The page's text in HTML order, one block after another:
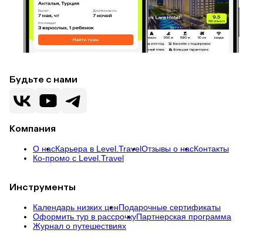
Будьте с нами
Компания
О насКарьера в Level.TravelОтзывы о насКонтакты
Ко-промо с Level.Travel
Инструменты
Календарь низких ценПодарочные сертификаты
Оформить тур в рассрочкуПартнерская программа
Журнал о путешествиях